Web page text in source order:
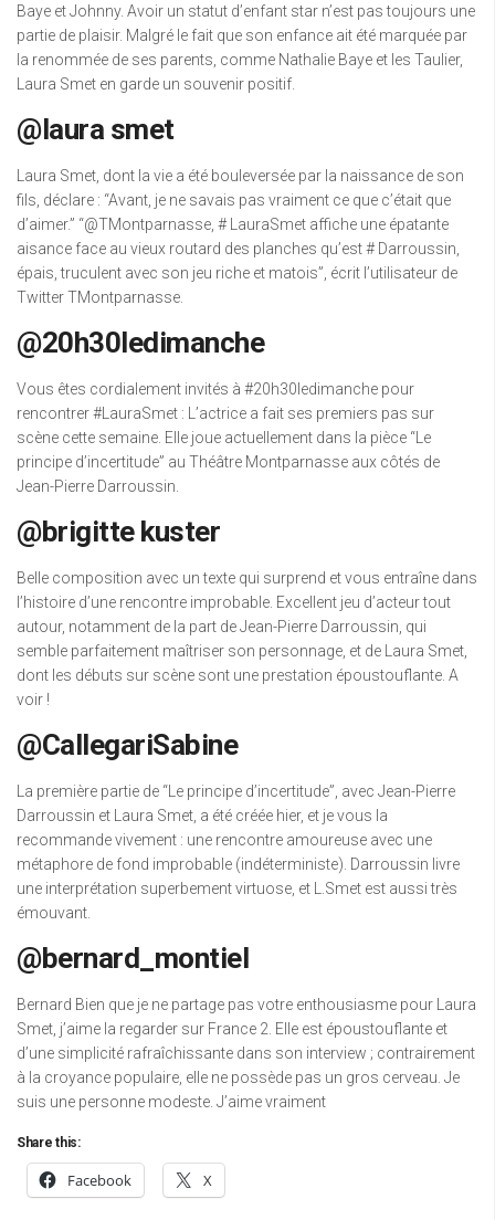
Baye et Johnny. Avoir un statut d’enfant star n’est pas toujours une
partie de plaisir. Malgré le fait que son enfance ait été marquée par
la renommée de ses parents, comme Nathalie Baye et les Taulier,
Laura Smet en garde un souvenir positif.
@laura smet
Laura Smet, dont la vie a été bouleversée par la naissance de son
fils, déclare : “Avant, je ne savais pas vraiment ce que c’était que
d’aimer.” “@TMontparnasse, # LauraSmet affiche une épatante
aisance face au vieux routard des planches qu’est # Darroussin,
épais, truculent avec son jeu riche et matois”, écrit l’utilisateur de
Twitter TMontparnasse.
@20h30ledimanche
Vous êtes cordialement invités à #20h30ledimanche pour
rencontrer #LauraSmet : L’actrice a fait ses premiers pas sur
scène cette semaine. Elle joue actuellement dans la pièce “Le
principe d’incertitude” au Théâtre Montparnasse aux côtés de
Jean-Pierre Darroussin.
@brigitte kuster
Belle composition avec un texte qui surprend et vous entraîne dans
l’histoire d’une rencontre improbable. Excellent jeu d’acteur tout
autour, notamment de la part de Jean-Pierre Darroussin, qui
semble parfaitement maîtriser son personnage, et de Laura Smet,
dont les débuts sur scène sont une prestation époustouflante. A
voir !
@CallegariSabine
La première partie de “Le principe d’incertitude”, avec Jean-Pierre
Darroussin et Laura Smet, a été créée hier, et je vous la
recommande vivement : une rencontre amoureuse avec une
métaphore de fond improbable (indéterministe). Darroussin livre
une interprétation superbement virtuose, et L.Smet est aussi très
émouvant.
@bernard_montiel
Bernard Bien que je ne partage pas votre enthousiasme pour Laura
Smet, j’aime la regarder sur France 2. Elle est époustouflante et
d’une simplicité rafraîchissante dans son interview ; contrairement
à la croyance populaire, elle ne possède pas un gros cerveau. Je
suis une personne modeste. J’aime vraiment
Share this:
Facebook X